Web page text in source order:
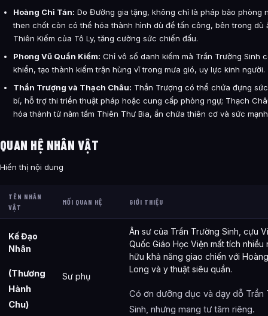
Hoàng Chỉ Tán: Do Đường gia tặng, không chỉ là pháp bảo phòng
then chốt còn có thể hóa thành hình dù để tấn công, bên trong dù
Thiên Kiếm của Tô Ly, tăng cường sức chiến đấu.
Phong Vũ Quần Kiếm: Chỉ vô số danh kiếm mà Trần Trường Sinh
khiển, tạo thành kiếm trận hùng vĩ trong mưa gió, uy lực kinh người.
Thần Trượng và Thạch Châu: Thần Trượng có thể chứa đựng
bí, hỗ trợ thi triển thuật pháp hoặc cung cấp phòng ngự; Thạch
hóa thành từ năm tấm Thiên Thư Bia, ẩn chứa thiên cơ và sức
QUAN HỆ NHÂN VẬT
Hiển thị nội dung
TÊN NHÂN
VẬT
MỐI QUAN HỆ GIỚI THIỆU
Kế Đạo
Nhân
(Thương
Hành
Chu)
Sư phụ
Ân sư của Trần Trường Sinh, cựu
Quốc Giáo Học Viện mất tích nhiều
hữu khả năng giao chiến với
Long và y thuật siêu quần.
Có ơn dưỡng dục và dạy dỗ Trần
Sinh, nhưng mang tư tâm riêng.